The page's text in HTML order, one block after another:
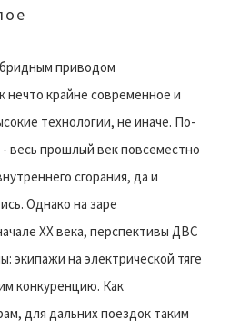
приводом
нечто крайне современное и
технологии, не иначе. По-
весь прошлый век повсеместно
сгорания, да и
Однако на заре
XX века, перспективы ДВС
экипажи на электрической тяге
конкуренцию. Как
для дальних поездок таким